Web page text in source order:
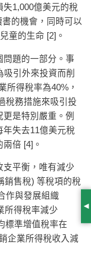
1,000億美元的稅
的機會，同時可以
童的生命 [2]。
問題的一部分。事
引外來投資而削
所得稅率為40%，
稅務措施來吸引投
是特別嚴重。例
失去11億美元稅
倍 [4]。
支平衡，唯有減少
銷售稅) 等稅項的稅
作與發展組織
所得稅率減少
標準增值稅率在
企業所得稅收入減